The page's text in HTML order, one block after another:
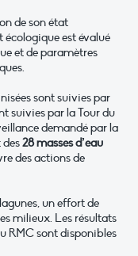
de son état
écologique est évalué
et de paramètres
sont suivies par
suivies par la Tour du
demandé par la
des28 masses d’eau
des actions de
un effort de
milieux. Les résultats
RMC sont disponibles